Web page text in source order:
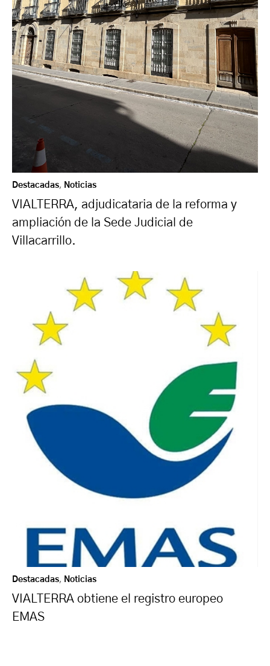
Destacadas, Noticias
VIALTERRA, adjudicataria de la reforma y
ampliación de la Sede Judicial de
Villacarrillo.
Destacadas, Noticias
VIALTERRA obtiene el registro europeo
EMAS